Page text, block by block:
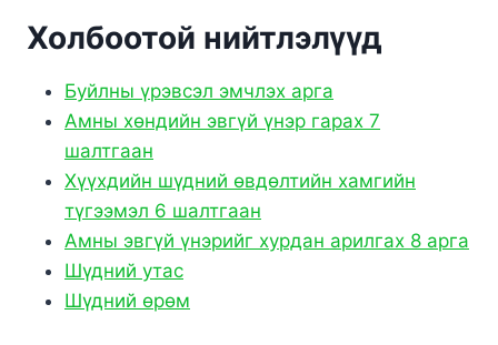
Холбоотой нийтлэлүүд
Буйлны үрэвсэл эмчлэх арга
Амны хөндийн эвгүй үнэр гарах 7
шалтгаан
Хүүхдийн шүдний өвдөлтийн хамгийн
түгээмэл 6 шалтгаан
Амны эвгүй үнэрийг хурдан арилгах 8 арга
Шүдний утас
Шүдний өрөм